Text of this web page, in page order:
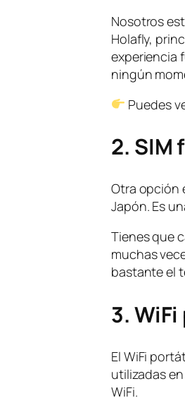
Nosotros
Holafly,
experiencia
ningún
Puedes
2. SIM
Otra opción
Japón. Es
Tienes que
muchas
bastante el
3.
El WiFi
utilizadas
WiFi.